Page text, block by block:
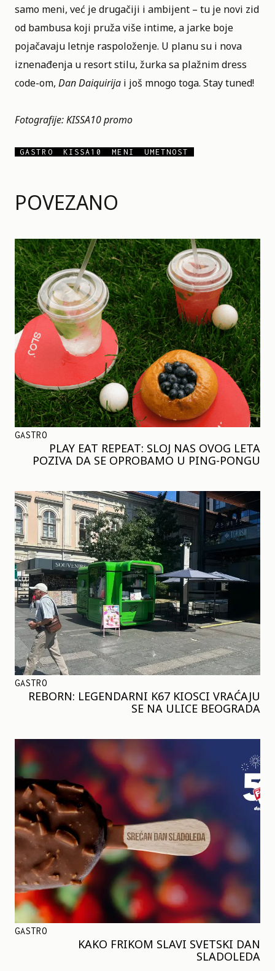
POVEZANO
GASTRO
PLAY EAT REPEAT: SLOJ NAS OVOG LETA
POZIVA DA SE OPROBAMO U PING-PONGU
GASTRO
REBORN: LEGENDARNI K67 KIOSCI VRAĆAJU
SE NA ULICE BEOGRADA
GASTRO
KAKO FRIKOM SLAVI SVETSKI DAN
SLADOLEDA
samo meni, već je drugačiji i ambijent – tu je novi zid
od bambusa koji pruža više intime, a jarke boje
pojačavaju letnje raspoloženje. U planu su i nova
iznenađenja u resort stilu, žurka sa plažnim dress
code-om, Dan Daiquirija i još mnogo toga. Stay tuned!
Fotografije: KISSA10 promo
GASTRO KISSA10 MENI UMETNOST